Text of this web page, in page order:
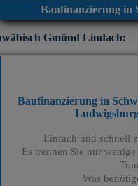
Baufinanzierung in
Lindach: +++
Baufinanzierung in
Einfach und schnell
Es trennen Sie nur
Was